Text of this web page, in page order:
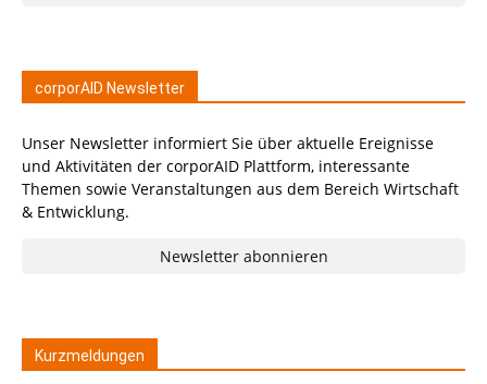
corporAID Newsletter
Unser Newsletter informiert Sie über aktuelle Ereignisse
und Aktivitäten der corporAID Plattform, interessante
Themen sowie Veranstaltungen aus dem Bereich Wirtschaft
& Entwicklung.
Newsletter abonnieren
Kurzmeldungen